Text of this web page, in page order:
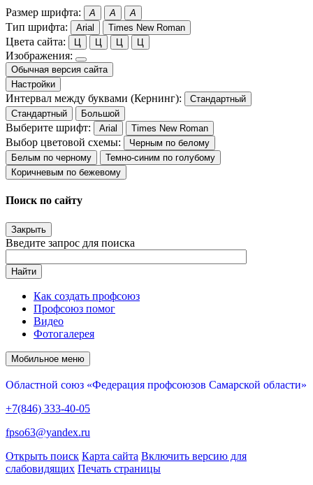
Размер шрифта: A A A
Тип шрифта: Arial Times New Roman
Цвета сайта: Ц Ц Ц Ц
Изображения:
Обычная версия сайта
Настройки
Интервал между буквами (Кернинг):
Стандартный
Стандартный
Большой
Выберите шрифт: Arial Times New Roman
Выбор цветовой схемы:
Черным по белому
Белым по черному
Темно-синим по голубому
Коричневым по бежевому
Поиск по сайту
Закрыть
Введите запрос для поиска
Найти
Как создать профсоюз
Профсоюз помог
Видео
Фотогалерея
Мобильное меню
Областной союз «Федерация профсоюзов Самарской области»
+7(846) 333-40-05
fpso63@yandex.ru
Открыть поиск Карта сайта Включить версию для
слабовидящих Печать страницы